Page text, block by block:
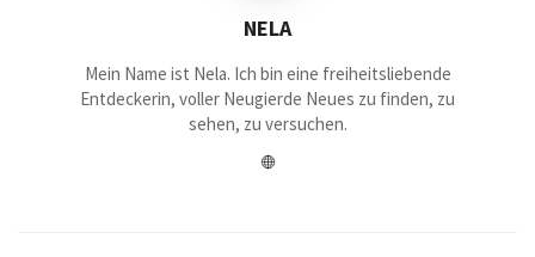
NELA
Mein Name ist Nela. Ich bin eine freiheitsliebende
Entdeckerin, voller Neugierde Neues zu finden, zu
sehen, zu versuchen.